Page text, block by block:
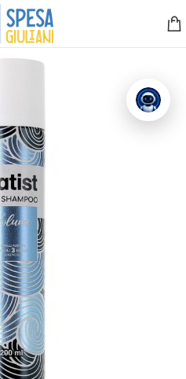
qui e ti richiamiamo noi